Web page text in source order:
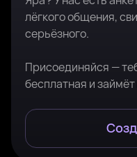
лёгкого общения,
серьёзного.
Присоединяйся —
бесплатная и